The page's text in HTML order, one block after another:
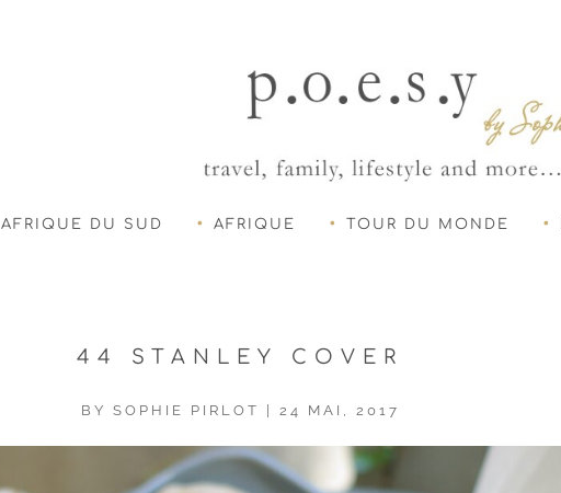
AFRIQUE DU SUD AFRIQUE TOUR DU MONDE
44 STANLEY COVER
BY SOPHIE PIRLOT | 24 MAI, 2017